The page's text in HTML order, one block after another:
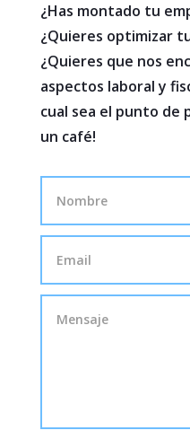
¿Has montado tu
¿Quieres optimizar
¿Quieres que nos
aspectos laboral y
cual sea el punto de
un café!